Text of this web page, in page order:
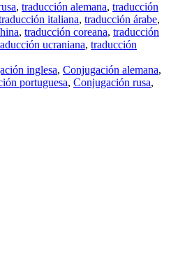
, traducción alemana, traducción
italiana, traducción árabe,
, traducción coreana, traducción
ucraniana, traducción
inglesa, Conjugación alemana,
portuguesa, Conjugación rusa,